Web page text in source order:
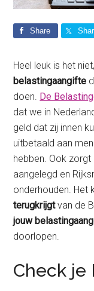
Share
Heel leuk is het
belastingaangifte
doen. De
dat we in
geld dat zij innen
uitbetaald aan
hebben. Ook
aangelegd en
onderhouden. Het
terugkrijgtvan de
jouw
doorlopen.
Check je